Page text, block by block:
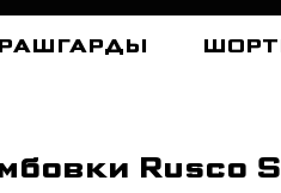
РАШГАРДЫ
Rusco